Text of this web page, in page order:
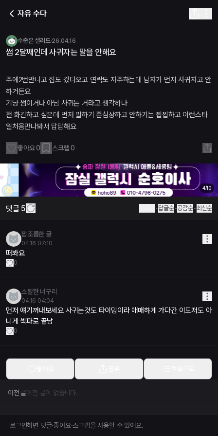
수줍은 샐러드·
주에2번만나고 집도 갔다오고 연락도 자주하는데 남자가 먼저 사귀자
댓글 (5)
떠봐요
소탈한 너구리
먼저 얘기꺼내보세요 사귀는것도 타이밍이라 애매하게 가다간 이도저
관련 라운지 링크
라운지 목록 | 미드나잇테라스
초이스톡 | 미드나잇테라스
플레이스 | 미드나잇테라스
자유 수다
수줍은 샐러드·26.04.16
썸 2달째인데 사귀자는 말을 안해요
주에2번만나고 집도 갔다오고 연락도 자주하는데 남자가 먼저 사귀자고 안
하거든요
기냥 썸이거나 아님 사귀는 거라고 생각하나
전 화긴하고 싶은데 먼저 말하기 존심상하고 안하기는 찝찝하고 이런스타
일처음만나봐서 답답해요
좋아요0 스크랩0
4/10
댓글 5 등록순• 답글순•공감순•최신순
짭조름한 굴
04.16 07:10
떠봐요
0
소탈한 너구리
04.16 04:04
먼저 얘기꺼내보세요 사귀는것도 타이밍이라 애매하게 가다간 이도저도 아
니게 섹파로 끝남
0
이전 글이전 글이 없습니다.
로그인하면 댓글·좋아요·스크랩을 사용할 수 있어요.